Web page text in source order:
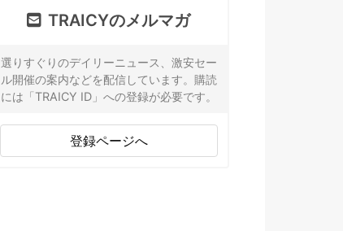
TRAICYのメルマガ
選りすぐりのデイリーニュース、激安セー
ル開催の案内などを配信しています。購読
には「TRAICY ID」への登録が必要です。
登録ページへ